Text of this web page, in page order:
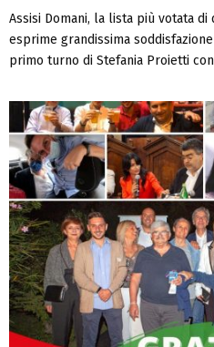
Assisi Domani, la lista più votata
esprime grandissima
primo turno di Stefania Proietti